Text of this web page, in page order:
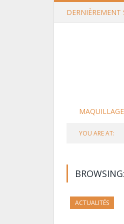
DERNIÈREMENT
YOU ARE AT:
BROWSING:
ACTUALITÉS